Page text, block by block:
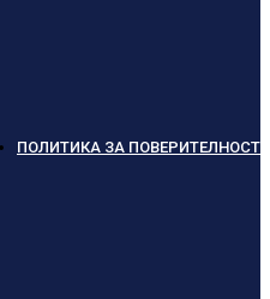
ПОЛИТИКА ЗА ПОВЕРИТЕЛНОСТ